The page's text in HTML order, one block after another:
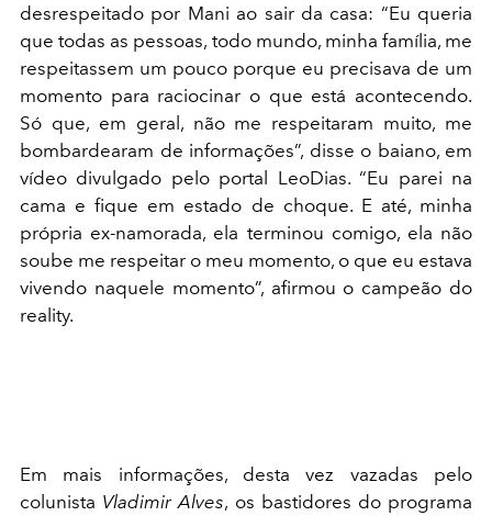
desrespeitado por Mani ao sair da casa: “Eu queria
que todas as pessoas, todo mundo, minha família, me
respeitassem um pouco porque eu precisava de um
momento para raciocinar o que está acontecendo.
Só que, em geral, não me respeitaram muito, me
bombardearam de informações”, disse o baiano, em
vídeo divulgado pelo portal LeoDias. “Eu parei na
cama e fique em estado de choque. E até, minha
própria ex-namorada, ela terminou comigo, ela não
soube me respeitar o meu momento, o que eu estava
vivendo naquele momento”, afirmou o campeão do
reality.
Em mais informações, desta vez vazadas pelo
colunista Vladimir Alves, os bastidores do programa